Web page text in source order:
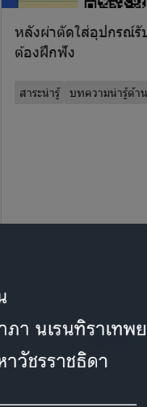
หลังผ่าตัดใส่อุปกรณ์รั
ต้องฝึกฟัง
สาระน่ารู้ บทความน่ารู้ด้า